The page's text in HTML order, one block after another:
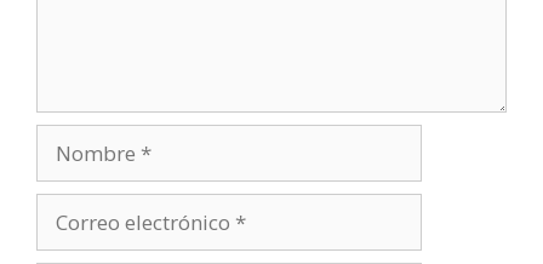
electrónico